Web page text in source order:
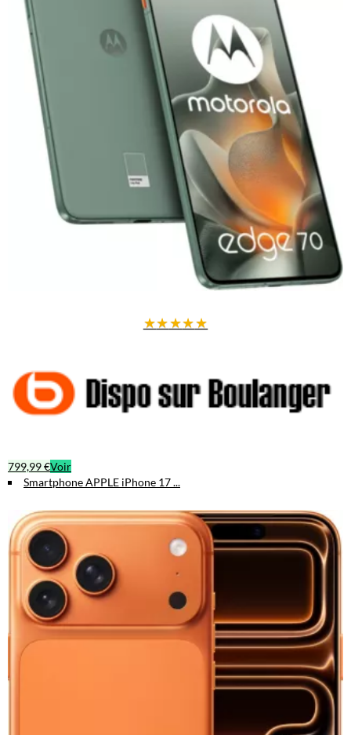
★★★★★
799,99 €Voir
Smartphone APPLE iPhone 17 ...